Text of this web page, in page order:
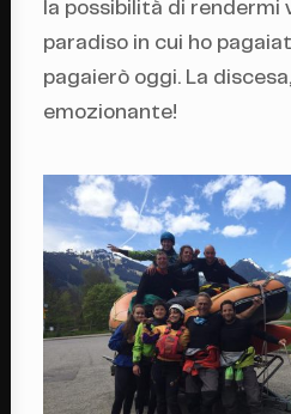
la possibilità di rendermi
paradiso in cui ho
pagaierò oggi. La
emozionante!